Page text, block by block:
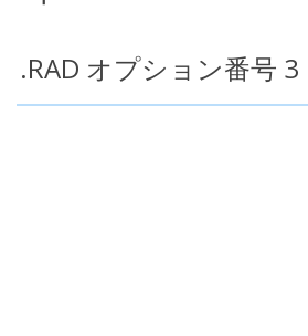
.RAD オプション番号 3